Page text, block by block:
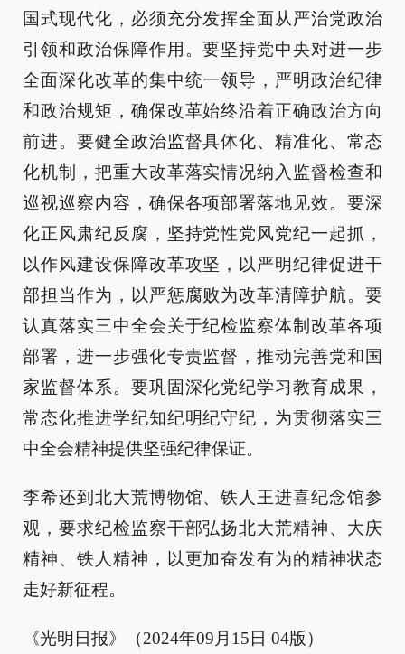
国式现代化，必须充分发挥全面从严治党政治
引领和政治保障作用。要坚持党中央对进一步
全面深化改革的集中统一领导，严明政治纪律
和政治规矩，确保改革始终沿着正确政治方向
前进。要健全政治监督具体化、精准化、常态
化机制，把重大改革落实情况纳入监督检查和
巡视巡察内容，确保各项部署落地见效。要深
化正风肃纪反腐，坚持党性党风党纪一起抓，
以作风建设保障改革攻坚，以严明纪律促进干
部担当作为，以严惩腐败为改革清障护航。要
认真落实三中全会关于纪检监察体制改革各项
部署，进一步强化专责监督，推动完善党和国
家监督体系。要巩固深化党纪学习教育成果，
常态化推进学纪知纪明纪守纪，为贯彻落实三
中全会精神提供坚强纪律保证。
李希还到北大荒博物馆、铁人王进喜纪念馆参
观，要求纪检监察干部弘扬北大荒精神、大庆
精神、铁人精神，以更加奋发有为的精神状态
走好新征程。
《光明日报》（2024年09月15日 04版）